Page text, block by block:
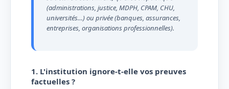
(administrations, justice, MDPH, CPAM, CHU,
universités…) ou privée (banques, assurances,
entreprises, organisations professionnelles).
1. L'institution ignore-t-elle vos preuves
factuelles ?